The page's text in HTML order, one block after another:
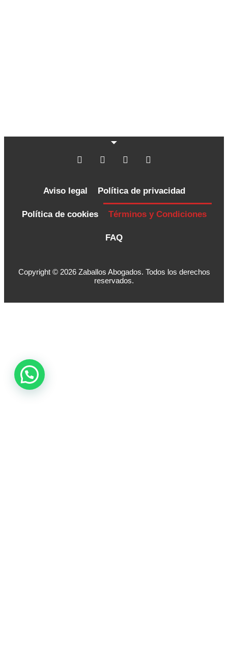
Aviso legal Política de privacidad
Política de cookies Términos y Condiciones
FAQ
Copyright © 2026 Zaballos Abogados. Todos los derechos
reservados.